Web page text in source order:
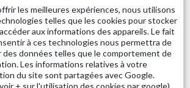
chenille 87
arbre 87
de haie 87
arbre et haie 87
vert cimetière 87
les meilleures expériences, nous utilisons
telles que les cookies pour stocker
aux informations des appareils. Le fait
à ces technologies nous permettra de
données telles que le comportement de
Les informations relatives à votre
du site sont partagées avec Google.
+ sur l'utilisation des cookies par google)